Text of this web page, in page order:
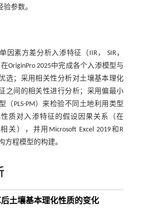
验参数。
因素方差分析入渗特征（IIR， SIR，
OriginPro 2025中完成各个入渗模型与
选；采用相关性分析对土壤基本理化
之间的相关性进行分析；采用偏最小
（PLS-PM）来检验不同土地利用类型
质对入渗特征的假设因果关系（在
关），并用Microsoft Excel 2019和R
方程模型的构建。
土壤基本理化性质的变化